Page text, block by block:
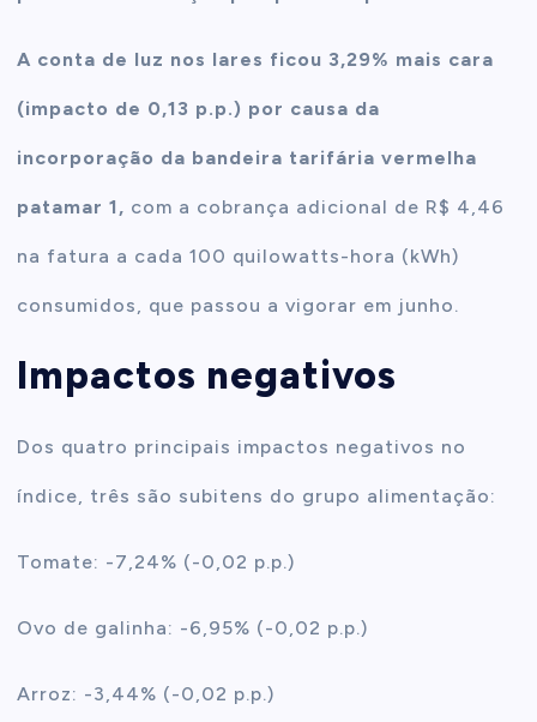
A conta de luz nos lares ficou 3,29% mais cara
(impacto de 0,13 p.p.) por causa da
incorporação da bandeira tarifária vermelha
patamar 1, com a cobrança adicional de R$ 4,46
na fatura a cada 100 quilowatts-hora (kWh)
consumidos, que passou a vigorar em junho.
Impactos negativos
Dos quatro principais impactos negativos no
índice, três são subitens do grupo alimentação:
Tomate: -7,24% (-0,02 p.p.)
Ovo de galinha: -6,95% (-0,02 p.p.)
Arroz: -3,44% (-0,02 p.p.)